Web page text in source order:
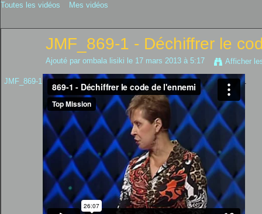
Toutes les vidéos Mes vidéos
JMF_869-1 - Déchiffrer le
Ajouté par ombala lisiki le 17 mars 2013 à 5:17 Afficher
JMF_869-1 - Déchiffrer le code de l'ennemifromTop MissiononVimeo.